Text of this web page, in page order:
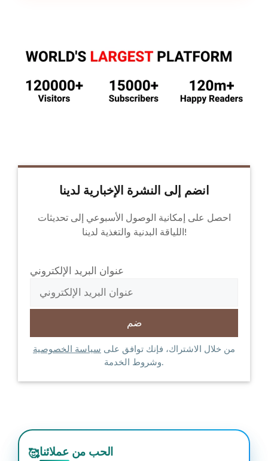
انضم إلى النشرة الإخبارية لدينا
احصل على إمكانية الوصول الأسبوعي إلى تحديثات
اللياقة البدنية والتغذية لدينا!
عنوان البريد الإلكتروني
من خلال الاشتراك، فإنك توافق على سياسة الخصوصية
وشروط الخدمة.
🥰الحب من عملائنا